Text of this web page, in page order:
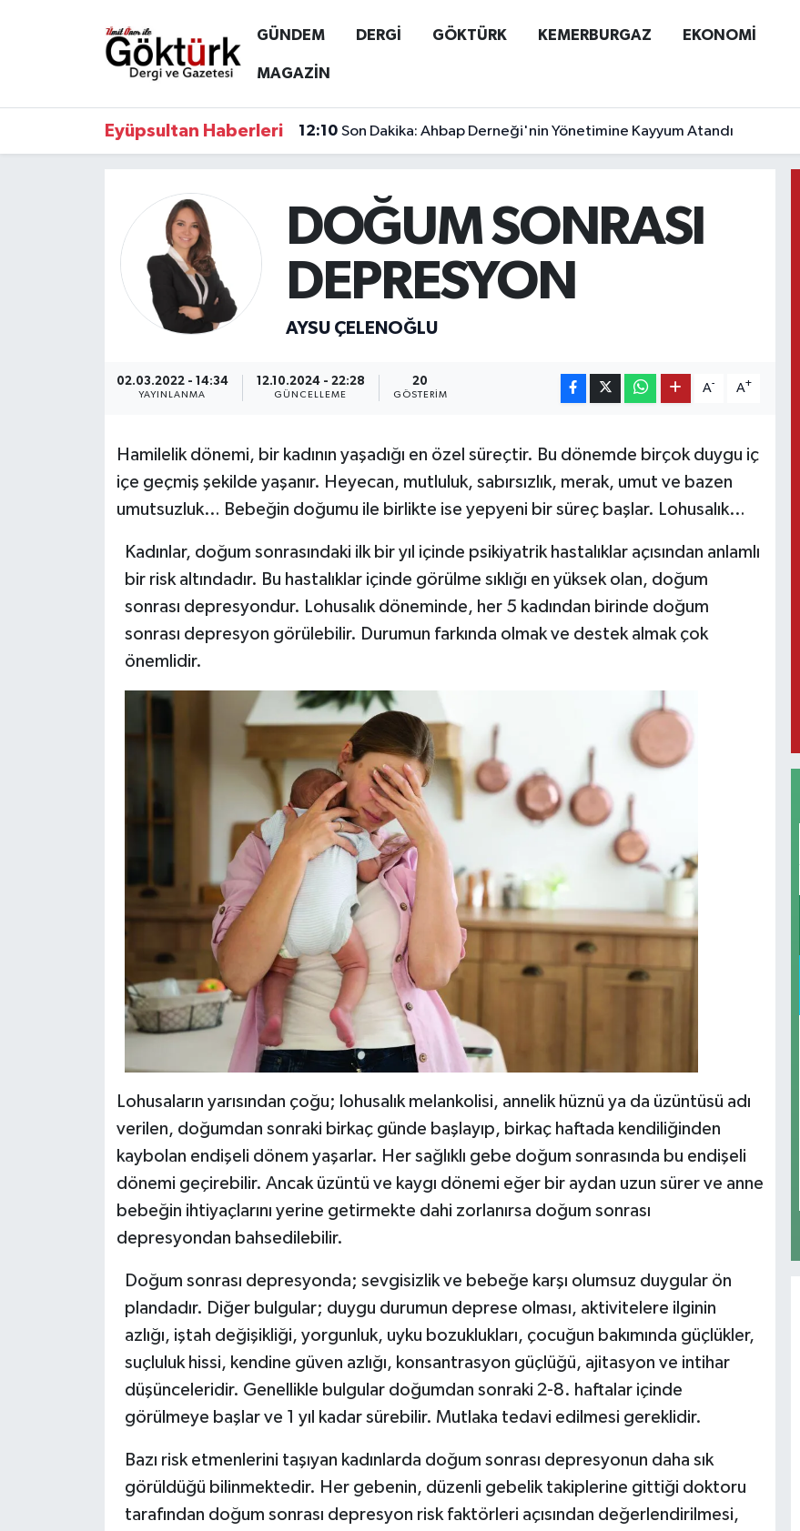
GÜNDEM DERGİ GÖKTÜRK KEMERBURGAZ EKONOMİ
MAGAZİN
Eyüpsultan Haberleri 12:10 Son Dakika: Ahbap Derneği'nin Yönetimine Kayyum Atandı
DOĞUM SONRASI
DEPRESYON
AYSU ÇELENOĞLU
02.03.2022 - 14:34
YAYINLANMA
12.10.2024 - 22:28
GÜNCELLEME
20
GÖSTERIM
A- A+
Hamilelik dönemi, bir kadının yaşadığı en özel süreçtir. Bu dönemde birçok duygu iç
içe geçmiş şekilde yaşanır. Heyecan, mutluluk, sabırsızlık, merak, umut ve bazen
umutsuzluk… Bebeğin doğumu ile birlikte ise yepyeni bir süreç başlar. Lohusalık…
Kadınlar, doğum sonrasındaki ilk bir yıl içinde psikiyatrik hastalıklar açısından anlamlı
bir risk altındadır. Bu hastalıklar içinde görülme sıklığı en yüksek olan, doğum
sonrası depresyondur. Lohusalık döneminde, her 5 kadından birinde doğum
sonrası depresyon görülebilir. Durumun farkında olmak ve destek almak çok
önemlidir.
Lohusaların yarısından çoğu; lohusalık melankolisi, annelik hüznü ya da üzüntüsü adı
verilen, doğumdan sonraki birkaç günde başlayıp, birkaç haftada kendiliğinden
kaybolan endişeli dönem yaşarlar. Her sağlıklı gebe doğum sonrasında bu endişeli
dönemi geçirebilir. Ancak üzüntü ve kaygı dönemi eğer bir aydan uzun sürer ve anne
bebeğin ihtiyaçlarını yerine getirmekte dahi zorlanırsa doğum sonrası
depresyondan bahsedilebilir.
Doğum sonrası depresyonda; sevgisizlik ve bebeğe karşı olumsuz duygular ön
plandadır. Diğer bulgular; duygu durumun deprese olması, aktivitelere ilginin
azlığı, iştah değişikliği, yorgunluk, uyku bozuklukları, çocuğun bakımında güçlükler,
suçluluk hissi, kendine güven azlığı, konsantrasyon güçlüğü, ajitasyon ve intihar
düşünceleridir. Genellikle bulgular doğumdan sonraki 2-8. haftalar içinde
görülmeye başlar ve 1 yıl kadar sürebilir. Mutlaka tedavi edilmesi gereklidir.
Bazı risk etmenlerini taşıyan kadınlarda doğum sonrası depresyonun daha sık
görüldüğü bilinmektedir. Her gebenin, düzenli gebelik takiplerine gittiği doktoru
tarafından doğum sonrası depresyon risk faktörleri açısından değerlendirilmesi,
Anne Çocuk
KÜLTÜR - SANAT
ÖZEL HABER
Eyüpsultan Hava Durumu
Tüm Manşetler
Son Dakika Haberleri
Haber Arşivi